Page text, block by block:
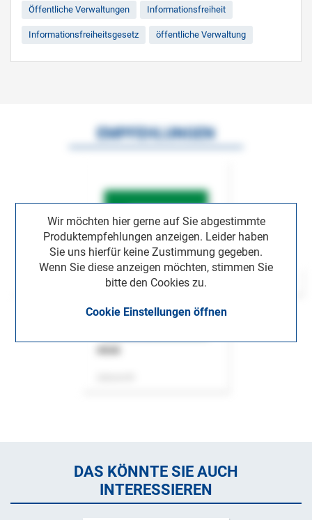
Öffentliche Verwaltungen Informationsfreiheit
Informationsfreiheitsgesetz öffentliche Verwaltung
Wir möchten hier gerne auf Sie abgestimmte
Produktempfehlungen anzeigen. Leider haben
Sie uns hierfür keine Zustimmung gegeben.
Wenn Sie diese anzeigen möchten, stimmen Sie
bitte den Cookies zu.
Cookie Einstellungen öffnen
EMPFEHLUNGEN
DAS KÖNNTE SIE AUCH
INTERESSIEREN